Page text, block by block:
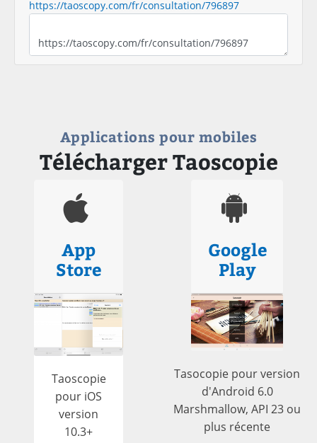
https://taoscopy.com/fr/consultation/796897
Applications pour mobiles
Télécharger Taoscopie
App
Store
Taoscopie
pour iOS
version
10.3+
Google
Play
Tasocopie pour version
d'Android 6.0
Marshmallow, API 23 ou
plus récente